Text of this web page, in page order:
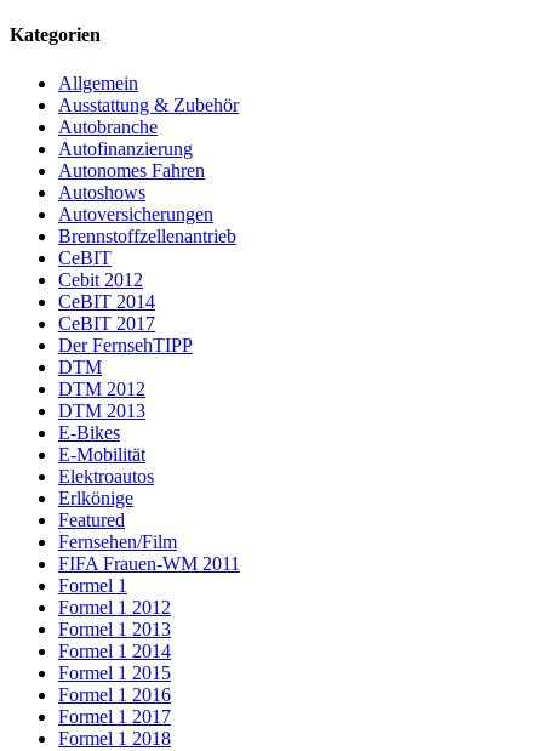
Kategorien
Allgemein
Ausstattung & Zubehör
Autobranche
Autofinanzierung
Autonomes Fahren
Autoshows
Autoversicherungen
Brennstoffzellenantrieb
CeBIT
Cebit 2012
CeBIT 2014
CeBIT 2017
Der FernsehTIPP
DTM
DTM 2012
DTM 2013
E-Bikes
E-Mobilität
Elektroautos
Erlkönige
Featured
Fernsehen/Film
FIFA Frauen-WM 2011
Formel 1
Formel 1 2012
Formel 1 2013
Formel 1 2014
Formel 1 2015
Formel 1 2016
Formel 1 2017
Formel 1 2018